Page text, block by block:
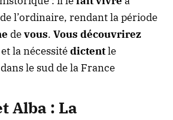
l’ordinaire, rendant la période
devous. Vous découvrirez
la nécessitédictentle
le sud de la France
Alba : La